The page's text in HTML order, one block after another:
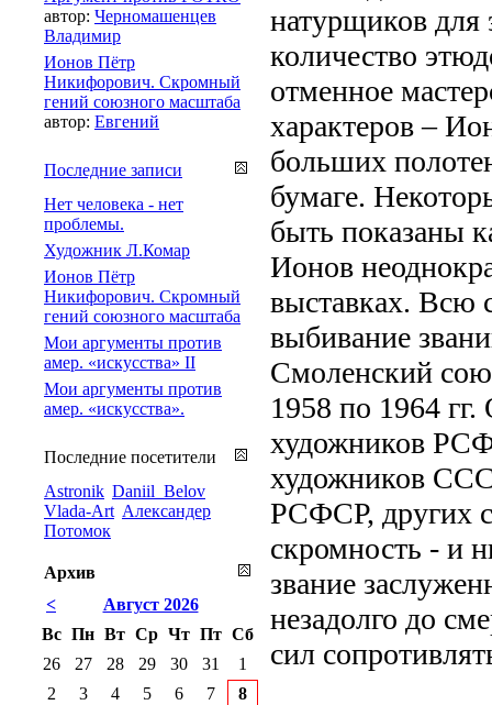
натурщиков для
количество
отменное
характеров –
больших
бумаге.
быть показаны
Ионов
выставках. Всю
выбивание
Смоленский
1958 по 1964
художников
художников
РСФСР, других
скромность - и
звание
незадолго до
сил
автор: Черномашенцев
Владимир
Ионов Пётр
Никифорович. Скромный
гений союзного масштаба
автор: Евгений
Последние записи
Нет человека - нет
проблемы.
Художник Л.Комар
Ионов Пётр
Никифорович. Скромный
гений союзного масштаба
Мои аргументы против
амер. «искусства» II
Мои аргументы против
амер. «искусства».
Последние посетители
Astronik Daniil_Belov
Vlada-Art Александер
Потомок
Архив
<
Август 2026
Вс Пн Вт Ср Чт Пт Сб
26
27 28 29 30 31
1
2
3 4 5 6 7
8